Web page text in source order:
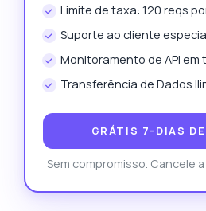
Limite de taxa: 120 reqs
Suporte ao cliente
Monitoramento de API em
Transferência de Dados
GRÁTIS 7-DIAS
Sem compromisso. Cancele